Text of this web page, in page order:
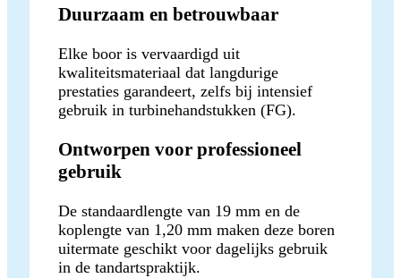
Duurzaam en betrouwbaar
Elke boor is vervaardigd uit
kwaliteitsmateriaal dat langdurige
prestaties garandeert, zelfs bij intensief
gebruik in turbinehandstukken (FG).
Ontworpen voor professioneel
gebruik
De standaardlengte van 19 mm en de
koplengte van 1,20 mm maken deze boren
uitermate geschikt voor dagelijks gebruik
in de tandartspraktijk.